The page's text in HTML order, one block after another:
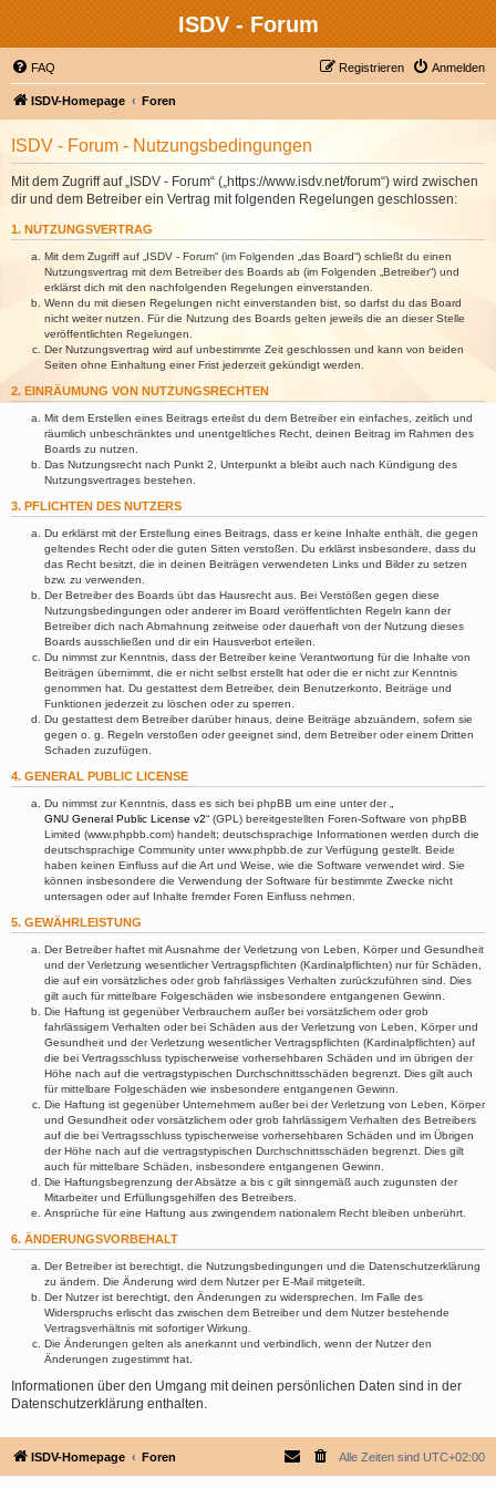
ISDV - Forum
FAQ Anmelden
Registrieren
ISDV-Homepage Foren
ISDV - Forum - Nutzungsbedingungen
Mit dem Zugriff auf „ISDV - Forum“ („https://www.isdv.net/forum“) wird zwischen
dir und dem Betreiber ein Vertrag mit folgenden Regelungen geschlossen:
1. NUTZUNGSVERTRAG
Mit dem Zugriff auf „ISDV - Forum“ (im Folgenden „das Board“) schließt du einen
Nutzungsvertrag mit dem Betreiber des Boards ab (im Folgenden „Betreiber“) und
erklärst dich mit den nachfolgenden Regelungen einverstanden.
Wenn du mit diesen Regelungen nicht einverstanden bist, so darfst du das Board
nicht weiter nutzen. Für die Nutzung des Boards gelten jeweils die an dieser Stelle
veröffentlichten Regelungen.
Der Nutzungsvertrag wird auf unbestimmte Zeit geschlossen und kann von beiden
Seiten ohne Einhaltung einer Frist jederzeit gekündigt werden.
2. EINRÄUMUNG VON NUTZUNGSRECHTEN
Mit dem Erstellen eines Beitrags erteilst du dem Betreiber ein einfaches, zeitlich und
räumlich unbeschränktes und unentgeltliches Recht, deinen Beitrag im Rahmen des
Boards zu nutzen.
Das Nutzungsrecht nach Punkt 2, Unterpunkt a bleibt auch nach Kündigung des
Nutzungsvertrages bestehen.
3. PFLICHTEN DES NUTZERS
Du erklärst mit der Erstellung eines Beitrags, dass er keine Inhalte enthält, die gegen
geltendes Recht oder die guten Sitten verstoßen. Du erklärst insbesondere, dass du
das Recht besitzt, die in deinen Beiträgen verwendeten Links und Bilder zu setzen
bzw. zu verwenden.
Der Betreiber des Boards übt das Hausrecht aus. Bei Verstößen gegen diese
Nutzungsbedingungen oder anderer im Board veröffentlichten Regeln kann der
Betreiber dich nach Abmahnung zeitweise oder dauerhaft von der Nutzung dieses
Boards ausschließen und dir ein Hausverbot erteilen.
Du nimmst zur Kenntnis, dass der Betreiber keine Verantwortung für die Inhalte von
Beiträgen übernimmt, die er nicht selbst erstellt hat oder die er nicht zur Kenntnis
genommen hat. Du gestattest dem Betreiber, dein Benutzerkonto, Beiträge und
Funktionen jederzeit zu löschen oder zu sperren.
Du gestattest dem Betreiber darüber hinaus, deine Beiträge abzuändern, sofern sie
gegen o. g. Regeln verstoßen oder geeignet sind, dem Betreiber oder einem Dritten
Schaden zuzufügen.
4. GENERAL PUBLIC LICENSE
Du nimmst zur Kenntnis, dass es sich bei phpBB um eine unter der „
GNU General Public License v2“ (GPL) bereitgestellten Foren-Software von phpBB
Limited (www.phpbb.com) handelt; deutschsprachige Informationen werden durch die
deutschsprachige Community unter www.phpbb.de zur Verfügung gestellt. Beide
haben keinen Einfluss auf die Art und Weise, wie die Software verwendet wird. Sie
können insbesondere die Verwendung der Software für bestimmte Zwecke nicht
untersagen oder auf Inhalte fremder Foren Einfluss nehmen.
5. GEWÄHRLEISTUNG
Der Betreiber haftet mit Ausnahme der Verletzung von Leben, Körper und Gesundheit
und der Verletzung wesentlicher Vertragspflichten (Kardinalpflichten) nur für Schäden,
die auf ein vorsätzliches oder grob fahrlässiges Verhalten zurückzuführen sind. Dies
gilt auch für mittelbare Folgeschäden wie insbesondere entgangenen Gewinn.
Die Haftung ist gegenüber Verbrauchern außer bei vorsätzlichem oder grob
fahrlässigem Verhalten oder bei Schäden aus der Verletzung von Leben, Körper und
Gesundheit und der Verletzung wesentlicher Vertragspflichten (Kardinalpflichten) auf
die bei Vertragsschluss typischerweise vorhersehbaren Schäden und im übrigen der
Höhe nach auf die vertragstypischen Durchschnittsschäden begrenzt. Dies gilt auch
für mittelbare Folgeschäden wie insbesondere entgangenen Gewinn.
Die Haftung ist gegenüber Unternehmern außer bei der Verletzung von Leben, Körper
und Gesundheit oder vorsätzlichem oder grob fahrlässigem Verhalten des Betreibers
auf die bei Vertragsschluss typischerweise vorhersehbaren Schäden und im Übrigen
der Höhe nach auf die vertragstypischen Durchschnittsschäden begrenzt. Dies gilt
auch für mittelbare Schäden, insbesondere entgangenen Gewinn.
Die Haftungsbegrenzung der Absätze a bis c gilt sinngemäß auch zugunsten der
Mitarbeiter und Erfüllungsgehilfen des Betreibers.
Ansprüche für eine Haftung aus zwingendem nationalem Recht bleiben unberührt.
6. ÄNDERUNGSVORBEHALT
Der Betreiber ist berechtigt, die Nutzungsbedingungen und die Datenschutzerklärung
zu ändern. Die Änderung wird dem Nutzer per E-Mail mitgeteilt.
Der Nutzer ist berechtigt, den Änderungen zu widersprechen. Im Falle des
Widerspruchs erlischt das zwischen dem Betreiber und dem Nutzer bestehende
Vertragsverhältnis mit sofortiger Wirkung.
Die Änderungen gelten als anerkannt und verbindlich, wenn der Nutzer den
Änderungen zugestimmt hat.
Informationen über den Umgang mit deinen persönlichen Daten sind in der
Datenschutzerklärung enthalten.
ISDV-Homepage Foren Alle Zeiten sind UTC+02:00